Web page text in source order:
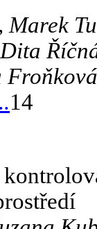
14